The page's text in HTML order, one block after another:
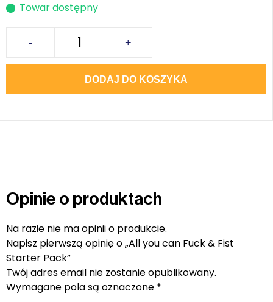
Towar dostępny
- +
DODAJ DO KOSZYKA
Opinie o produktach
Na razie nie ma opinii o produkcie.
Napisz pierwszą opinię o „All you can Fuck & Fist
Starter Pack”
Twój adres email nie zostanie opublikowany.
Wymagane pola są oznaczone *